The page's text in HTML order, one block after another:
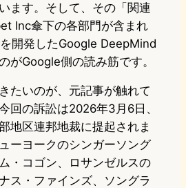
ます。そして、その「関連
Inc傘下の各部門が含まれ
開発したGoogle DeepMind
がGoogle側の読み筋です。
たいのが、元記事が触れて
回の訴訟は2026年3月6日、
地区連邦地裁に提起されま
ーヨークのシンガーソング
・コゴン、ロサンゼルスの
ス・ファインズ、ソングラ